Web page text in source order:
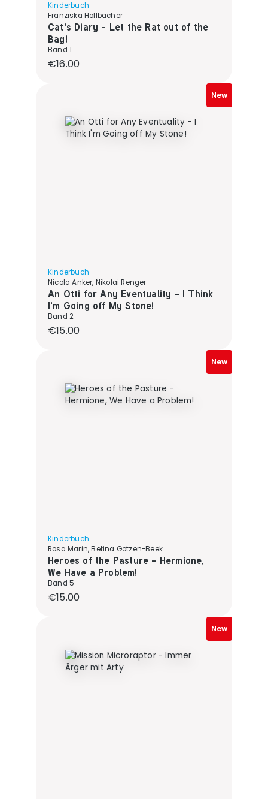
Kinderbuch
Franziska Höllbacher
Cat's Diary - Let the Rat out of the
Bag!
Band 1
Regular price:
€16.00
New
Kinderbuch
Nicola Anker, Nikolai Renger
An Otti for Any Eventuality - I Think
I'm Going off My Stone!
Band 2
Regular price:
€15.00
New
Kinderbuch
Rosa Marin, Betina Gotzen-Beek
Heroes of the Pasture - Hermione,
We Have a Problem!
Band 5
Regular price:
€15.00
New